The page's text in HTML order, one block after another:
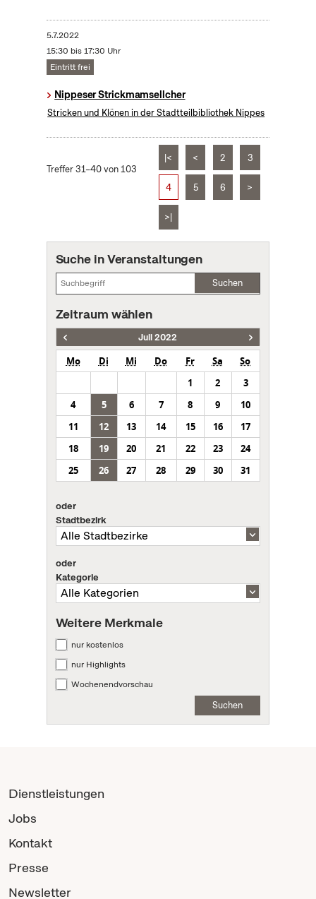
5.7.2022
15:30 bis 17:30 Uhr
Eintritt frei
Nippeser Strickmamsellcher
Stricken und Klönen in der Stadtteilbibliothek Nippes
Treffer 31–40 von 103
|< < 2 3
4 5 6 >
>|
Suche in Veranstaltungen
Suchen
Zeitraum wählen
Juli 2022
Mo Di Mi Do Fr Sa
So
1
2
3
4
5 6 7 8 9
10
11
12 13 14 15 16
17
18
19 20 21 22 23
24
25
26 27 28 29 30 31
oder
Stadtbezirk
oder
Kategorie
Weitere Merkmale
nur kostenlos
nur Highlights
Wochenendvorschau
Suchen
Dienstleistungen
Jobs
Kontakt
Presse
Newsletter